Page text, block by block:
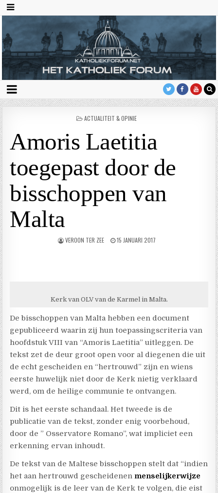
GEPLAATST
ACTUALITEIT & OPINIE
Amoris Laetitia
toegepast door de
bisschoppen van
Malta
VEROON TER ZEE 15 JANUARI 2017
Kerk van OLV van de Karmel in Malta.
De bisschoppen van Malta hebben een document
gepubliceerd waarin zij hun toepassingscriteria van
hoofdstuk VIII van “Amoris Laetitia” uitleggen. De
tekst zet de deur groot open voor al diegenen die uit
de echt gescheiden en “hertrouwd” zijn en wiens
eerste huwelijk niet door de Kerk nietig verklaard
werd, om de heilige communie te ontvangen.
Dit is het eerste schandaal. Het tweede is de
publicatie van de tekst, zonder enig voorbehoud,
door de ” Osservatore Romano”, wat impliciet een
erkenning ervan inhoudt.
De tekst van de Maltese bisschoppen stelt dat “indien
het aan hertrouwd gescheidenenmenselijkerwijze
onmogelijk is de leer van de Kerk te volgen, die eist